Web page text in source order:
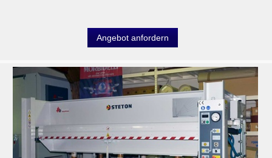
Angebot anfordern